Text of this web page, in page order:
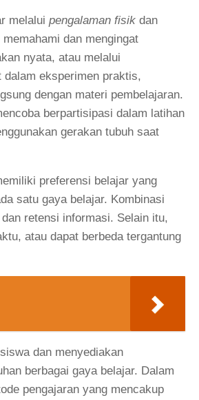
melalui pengalaman fisik dan
dan mengingat
nyata, atau melalui
dalam eksperimen praktis,
dengan materi pembelajaran.
berpartisipasi dalam latihan
gerakan tubuh saat
preferensi belajar yang
satu gaya belajar. Kombinasi
retensi informasi. Selain itu,
atau dapat berbeda tergantung
dan menyediakan
berbagai gaya belajar. Dalam
pengajaran yang mencakup